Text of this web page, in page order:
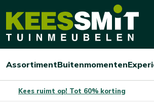
Kees
Open/sluit
Assortiment
Open/sluit
Buitenmomenten
Kees ruimt op! Tot 60% korting
280,- Dit product is